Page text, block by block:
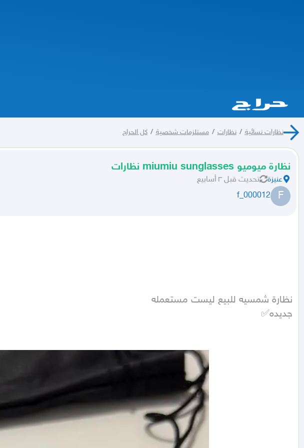
نظارات نسائية / نظارات / مستلزمات شخصية / كل الحراج
نظارة ميوميو miumiu sunglasses نظارات
عنيزة تحديث قبل ٣ أسابيع
F
f_000012
جديده✅